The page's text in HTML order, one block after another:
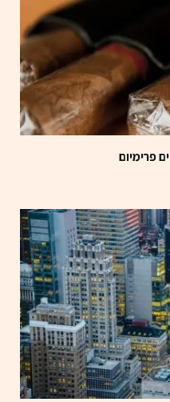
פרימיום